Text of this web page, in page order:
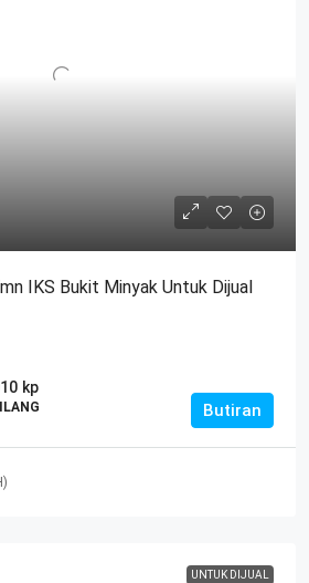
IKS Bukit Minyak Untuk Dijual
kp
Butiran
UNTUK DIJUAL